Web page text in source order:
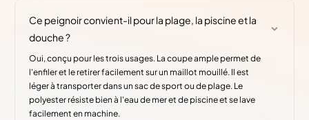
Ce peignoir convient-il pour la plage, la piscine et la
douche ?
Oui, conçu pour les trois usages. La coupe ample permet de
l'enfiler et le retirer facilement sur un maillot mouillé. Il est
léger à transporter dans un sac de sport ou de plage. Le
polyester résiste bien à l'eau de mer et de piscine et se lave
facilement en machine.